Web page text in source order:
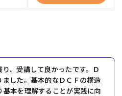
、受講して良かったです。Ｄ
した。基本的なＤＣＦの構造
本を理解することが実践に向